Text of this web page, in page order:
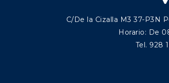
C/De la Cizalla M3 37-P3N
Horario: De
Tel. 928